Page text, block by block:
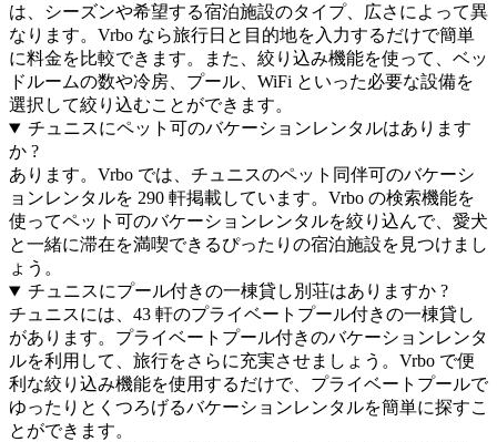
は、シーズンや希望する宿泊施設のタイプ、広さによって異
なります。Vrbo なら旅行日と目的地を入力するだけで簡単
に料金を比較できます。また、絞り込み機能を使って、ベッ
ドルームの数や冷房、プール、WiFi といった必要な設備を
選択して絞り込むことができます。
チュニスにペット可のバケーションレンタルはあります
か ?
あります。Vrbo では、チュニスのペット同伴可のバケーシ
ョンレンタルを 290 軒掲載しています。Vrbo の検索機能を
使ってペット可のバケーションレンタルを絞り込んで、愛犬
と一緒に滞在を満喫できるぴったりの宿泊施設を見つけまし
ょう。
チュニスにプール付きの一棟貸し別荘はありますか ?
チュニスには、43 軒のプライベートプール付きの一棟貸し
があります。プライベートプール付きのバケーションレンタ
ルを利用して、旅行をさらに充実させましょう。Vrbo で便
利な絞り込み機能を使用するだけで、プライベートプールで
ゆったりとくつろげるバケーションレンタルを簡単に探すこ
とができます。